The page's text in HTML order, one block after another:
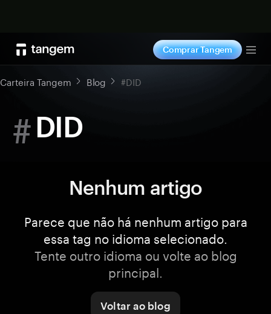
Comprar Tangem
Carteira Tangem Blog #DID
# DID
Nenhum artigo
Parece que não há nenhum artigo para
essa tag no idioma selecionado.
Tente outro idioma ou volte ao blog
principal.
Voltar ao blog